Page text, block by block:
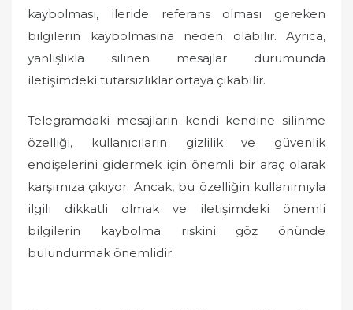
kaybolması, ileride referans olması gereken
bilgilerin kaybolmasına neden olabilir. Ayrıca,
yanlışlıkla silinen mesajlar durumunda
iletişimdeki tutarsızlıklar ortaya çıkabilir.
Telegramdaki mesajların kendi kendine silinme
özelliği, kullanıcıların gizlilik ve güvenlik
endişelerini gidermek için önemli bir araç olarak
karşımıza çıkıyor. Ancak, bu özelliğin kullanımıyla
ilgili dikkatli olmak ve iletişimdeki önemli
bilgilerin kaybolma riskini göz önünde
bulundurmak önemlidir.